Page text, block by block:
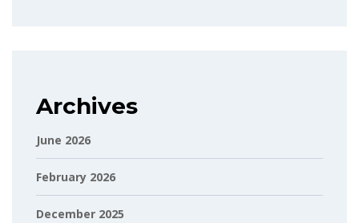
Archives
June 2026
February 2026
December 2025